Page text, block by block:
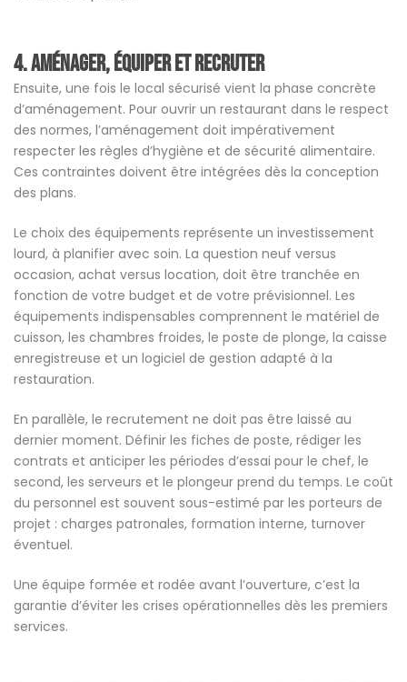
4. Aménager, équiper et recruter
Ensuite, une fois le local sécurisé vient la phase concrète
d’aménagement. Pour ouvrir un restaurant dans le respect
des normes, l’aménagement doit impérativement
respecter les règles d’hygiène et de sécurité alimentaire.
Ces contraintes doivent être intégrées dès la conception
des plans.
Le choix des équipements représente un investissement
lourd, à planifier avec soin. La question neuf versus
occasion, achat versus location, doit être tranchée en
fonction de votre budget et de votre prévisionnel. Les
équipements indispensables comprennent le matériel de
cuisson, les chambres froides, le poste de plonge, la caisse
enregistreuse et un logiciel de gestion adapté à la
restauration.
En parallèle, le recrutement ne doit pas être laissé au
dernier moment. Définir les fiches de poste, rédiger les
contrats et anticiper les périodes d’essai pour le chef, le
second, les serveurs et le plongeur prend du temps. Le coût
du personnel est souvent sous-estimé par les porteurs de
projet : charges patronales, formation interne, turnover
éventuel.
Une équipe formée et rodée avant l’ouverture, c’est la
garantie d’éviter les crises opérationnelles dès les premiers
services.